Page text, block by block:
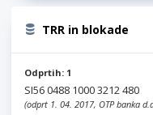
TRR in blokade
Odprtih: 1
SI56 0488 1000 3212 480
(odprt 1. 04. 2017, OTP banka